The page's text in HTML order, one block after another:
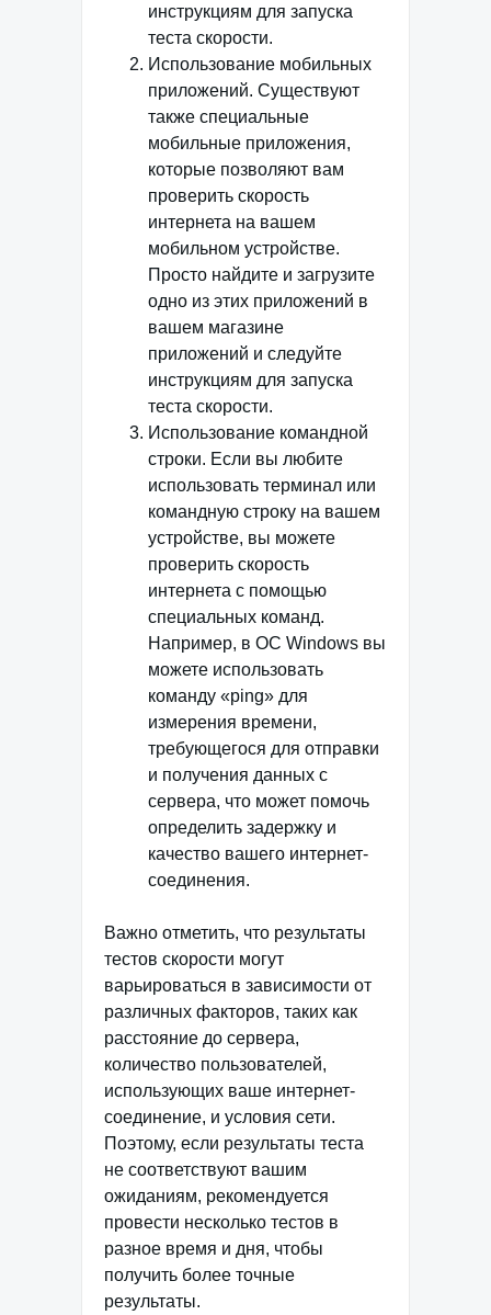
инструкциям для запуска
теста скорости.
Использование мобильных
приложений. Существуют
также специальные
мобильные приложения,
которые позволяют вам
проверить скорость
интернета на вашем
мобильном устройстве.
Просто найдите и загрузите
одно из этих приложений в
вашем магазине
приложений и следуйте
инструкциям для запуска
теста скорости.
Использование командной
строки. Если вы любите
использовать терминал или
командную строку на вашем
устройстве, вы можете
проверить скорость
интернета с помощью
специальных команд.
Например, в ОС Windows вы
можете использовать
команду «ping» для
измерения времени,
требующегося для отправки
и получения данных с
сервера, что может помочь
определить задержку и
качество вашего интернет-
соединения.
Важно отметить, что результаты
тестов скорости могут
варьироваться в зависимости от
различных факторов, таких как
расстояние до сервера,
количество пользователей,
использующих ваше интернет-
соединение, и условия сети.
Поэтому, если результаты теста
не соответствуют вашим
ожиданиям, рекомендуется
провести несколько тестов в
разное время и дня, чтобы
получить более точные
результаты.